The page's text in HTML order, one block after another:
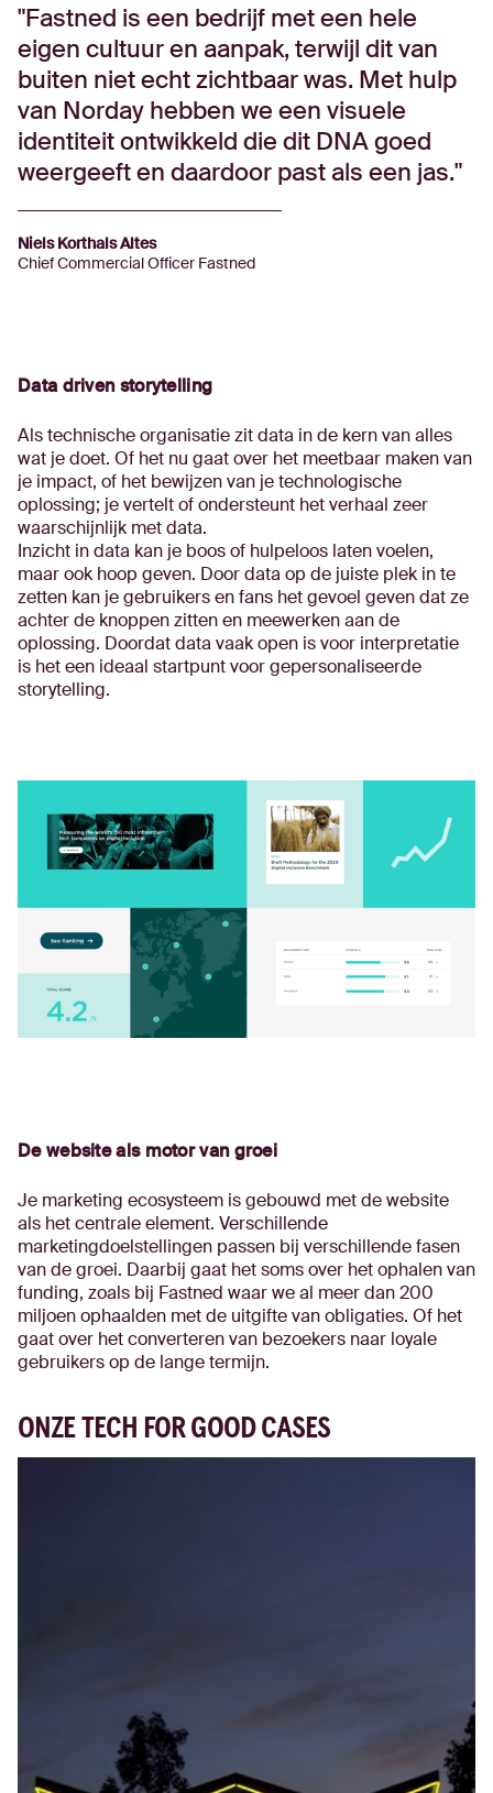
Fastned is een bedrijf met een hele
eigen cultuur en aanpak, terwijl dit van
buiten niet echt zichtbaar was. Met hulp
van Norday hebben we een visuele
identiteit ontwikkeld die dit DNA goed
weergeeft en daardoor past als een jas.
Niels Korthals Altes
Chief Commercial Officer Fastned
Data driven storytelling
Als technische organisatie zit data in de kern van alles
wat je doet. Of het nu gaat over het meetbaar maken van
je impact, of het bewijzen van je technologische
oplossing; je vertelt of ondersteunt het verhaal zeer
waarschijnlijk met data.
Inzicht in data kan je boos of hulpeloos laten voelen,
maar ook hoop geven. Door data op de juiste plek in te
zetten kan je gebruikers en fans het gevoel geven dat ze
achter de knoppen zitten en meewerken aan de
oplossing. Doordat data vaak open is voor interpretatie
is het een ideaal startpunt voor gepersonaliseerde
storytelling.
De website als motor van groei
Je marketing ecosysteem is gebouwd met de website
als het centrale element. Verschillende
marketingdoelstellingen passen bij verschillende fasen
van de groei. Daarbij gaat het soms over het ophalen van
funding, zoals bij Fastned waar we al meer dan 200
miljoen ophaalden met de uitgifte van obligaties. Of het
gaat over het converteren van bezoekers naar loyale
gebruikers op de lange termijn.
ONZE TECH FOR GOOD CASES